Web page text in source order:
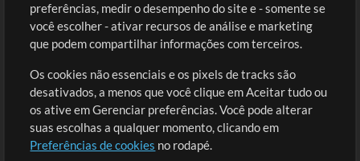
Conteúdo Grátis
Solicite uma Música
Extras
Sessões
Envie seu conteúdo
Playlist
Cadastre-se
Ir ao carrinho
preferências, medir o desempenho do site e - somente se
você escolher - ativar recursos de análise e marketing
que podem compartilhar informações com terceiros.
Os cookies não essenciais e os pixels de tracks são
desativados, a menos que você clique em Aceitar tudo ou
os ative em Gerenciar preferências. Você pode alterar
suas escolhas a qualquer momento, clicando em
Preferências de cookies no rodapé.